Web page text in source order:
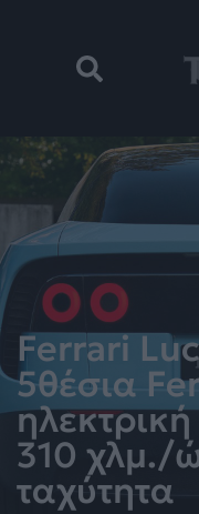
Ferrari
5θέσια
310 χλμ./
ταχύτητα